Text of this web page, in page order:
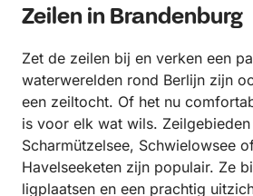
Zeilen in Brandenburg
Zet de zeilen bij en verken een
waterwerelden rond Berlijn zijn
een zeiltocht. Of het nu
is voor elk wat wils.
Scharmützelsee, Schwielowsee
Havelseeketen zijn populair. Ze
ligplaatsen en een prachtig